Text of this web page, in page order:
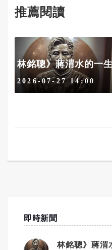
推薦閱讀
林銘聰》蔣渭水的一
2026-07-27 14:00
即時新聞